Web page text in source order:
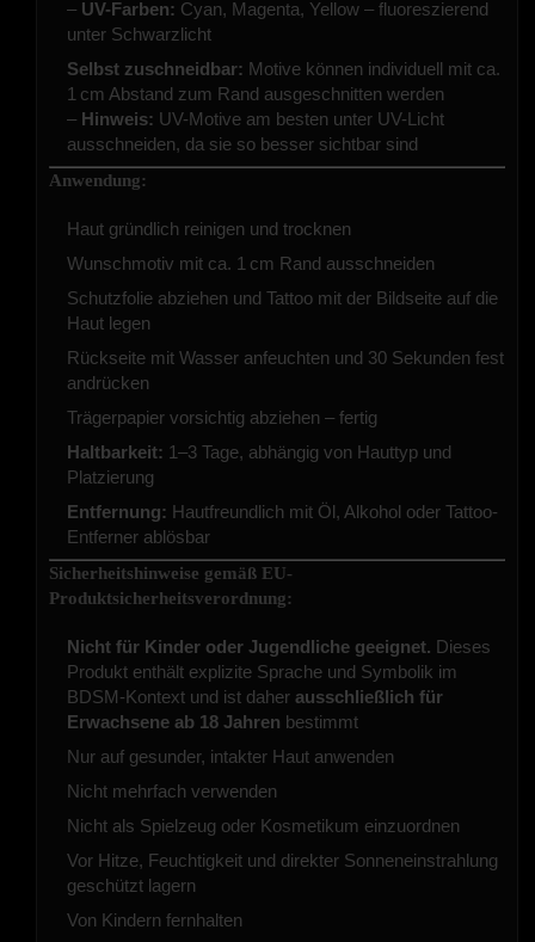
– UV-Farben: Cyan, Magenta, Yellow – fluoreszierend
unter Schwarzlicht
Selbst zuschneidbar: Motive können individuell mit ca.
1 cm Abstand zum Rand ausgeschnitten werden
– Hinweis: UV-Motive am besten unter UV-Licht
ausschneiden, da sie so besser sichtbar sind
Anwendung:
Haut gründlich reinigen und trocknen
Wunschmotiv mit ca. 1 cm Rand ausschneiden
Schutzfolie abziehen und Tattoo mit der Bildseite auf die
Haut legen
Rückseite mit Wasser anfeuchten und 30 Sekunden fest
andrücken
Trägerpapier vorsichtig abziehen – fertig
Haltbarkeit: 1–3 Tage, abhängig von Hauttyp und
Platzierung
Entfernung: Hautfreundlich mit Öl, Alkohol oder Tattoo-
Entferner ablösbar
Sicherheitshinweise gemäß EU-
Produktsicherheitsverordnung:
Nicht für Kinder oder Jugendliche geeignet. Dieses
Produkt enthält explizite Sprache und Symbolik im
BDSM-Kontext und ist daher ausschließlich für
Erwachsene ab 18 Jahren bestimmt
Nur auf gesunder, intakter Haut anwenden
Nicht mehrfach verwenden
Nicht als Spielzeug oder Kosmetikum einzuordnen
Vor Hitze, Feuchtigkeit und direkter Sonneneinstrahlung
geschützt lagern
Von Kindern fernhalten